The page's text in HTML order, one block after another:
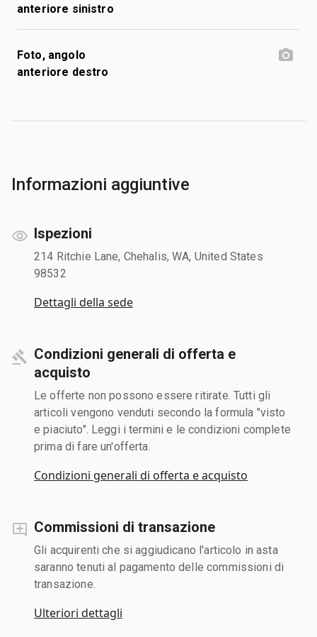
anteriore sinistro
Foto, angolo
anteriore destro
Informazioni aggiuntive
Ispezioni
214 Ritchie Lane, Chehalis, WA, United States
98532
Dettagli della sede
Condizioni generali di offerta e
acquisto
Le offerte non possono essere ritirate. Tutti gli
articoli vengono venduti secondo la formula "visto
e piaciuto". Leggi i termini e le condizioni complete
prima di fare un'offerta.
Condizioni generali di offerta e acquisto
Commissioni di transazione
Gli acquirenti che si aggiudicano l'articolo in asta
saranno tenuti al pagamento delle commissioni di
transazione.
Ulteriori dettagli